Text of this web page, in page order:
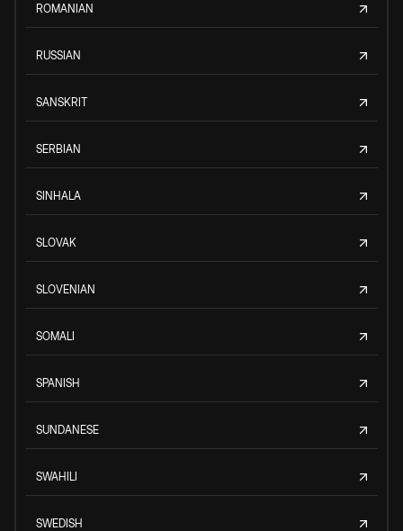
ROMANIAN
RUSSIAN
SANSKRIT
SERBIAN
SINHALA
SLOVAK
SLOVENIAN
SOMALI
SPANISH
SUNDANESE
SWAHILI
SWEDISH